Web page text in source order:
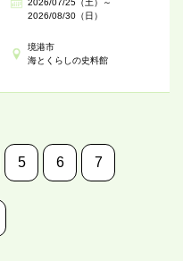
2026/08/30（日）
境港市
海とくらしの史料館
5 6 7